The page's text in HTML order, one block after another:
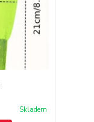
Skladem